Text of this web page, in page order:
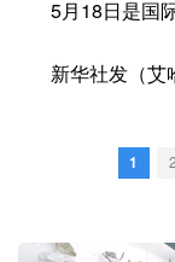
文化产业
5月18日是国际
新华社发（艾哈
1 2